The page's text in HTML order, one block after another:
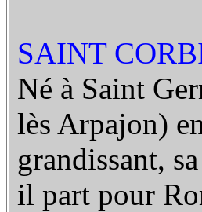
SAINT
Né à Saint
lès Arpajon)
grandissant,
il part pour